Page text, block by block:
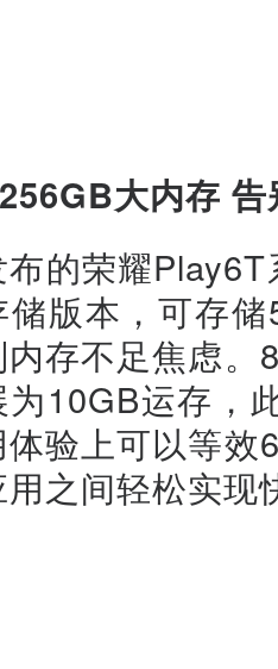
GB大内存 告
的荣耀
储版本，可存
内存不足焦虑
为10GB运存，
验上可以等
之间轻松实现